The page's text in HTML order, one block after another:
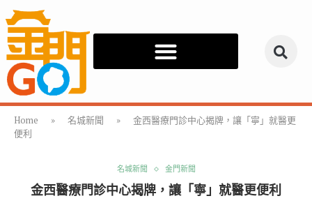
Home » 名城新聞 »
金西醫療門診中心揭牌，讓「寧」就醫更
便利
名城新聞 金門新聞
金西醫療門診中心揭牌，讓「寧」就醫更便利